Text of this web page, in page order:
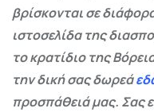
βρίσκονται σε
ιστοσελίδα της
το κρατίδιο της
την δική σας δωρεά
προσπάθειά μας. Σας